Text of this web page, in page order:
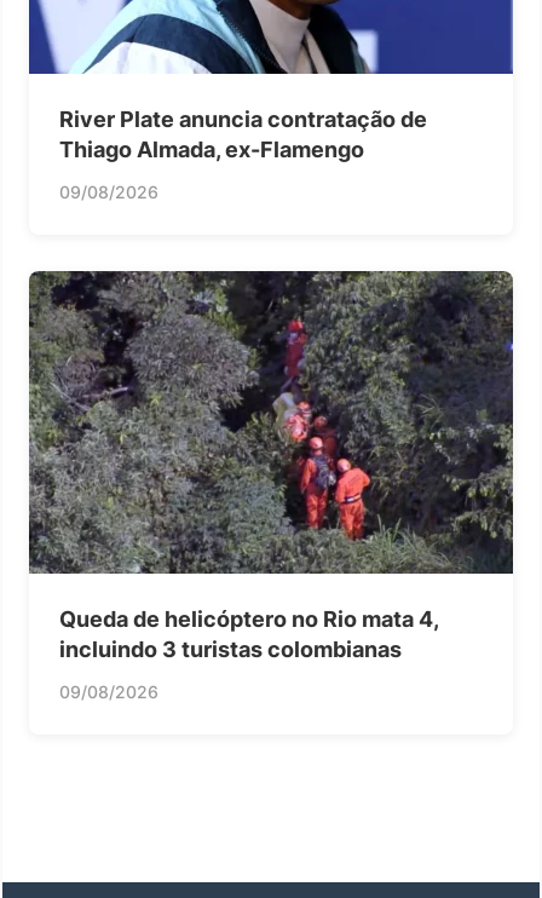
River Plate anuncia contratação de
Thiago Almada, ex-Flamengo
09/08/2026
Queda de helicóptero no Rio mata 4,
incluindo 3 turistas colombianas
09/08/2026